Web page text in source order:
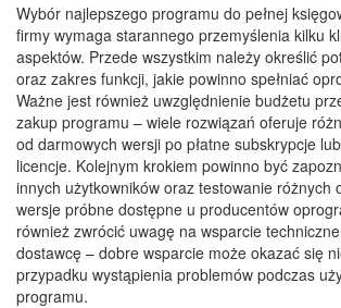
Wybór najlepszego programu do pełnej
firmy wymaga starannego przemyślenia kilku
aspektów. Przede wszystkim należy określić
oraz zakres funkcji, jakie powinno spełniać
Ważne jest również uwzględnienie budżetu
zakup programu – wiele rozwiązań oferuje
od darmowych wersji po płatne subskrypcje
licencje. Kolejnym krokiem powinno być
innych użytkowników oraz testowanie różnych
wersje próbne dostępne u producentów
również zwrócić uwagę na wsparcie
dostawcę – dobre wsparcie może okazać się
przypadku wystąpienia problemów podczas
programu.